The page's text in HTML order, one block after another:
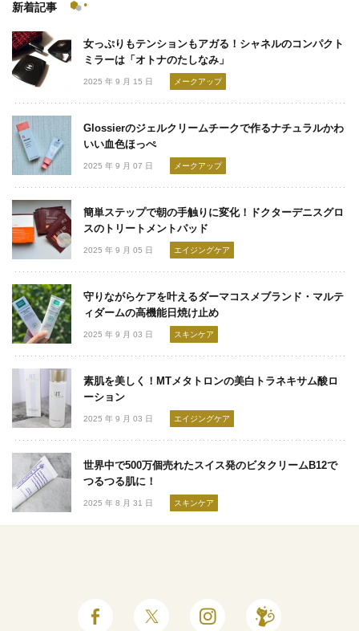
新着記事
女っぷりもテンションもアガる！シャネルのコンパクト
ミラーは「オトナのたしなみ」
2025 年 9 月 15 日 メークアップ
Glossierのジェルクリームチークで作るナチュラルかわ
いい血色ほっぺ
2025 年 9 月 07 日 メークアップ
簡単ステップで朝の手触りに変化！ドクターデニスグロ
スのトリートメントパッド
2025 年 9 月 05 日 エイジングケア
守りながらケアを叶えるダーマコスメブランド・マルテ
ィダームの高機能日焼け止め
2025 年 9 月 03 日 スキンケア
素肌を美しく！MTメタトロンの美白トラネキサム酸ロ
ーション
2025 年 9 月 03 日 エイジングケア
世界中で500万個売れたスイス発のビタクリームB12で
つるつる肌に！
2025 年 8 月 31 日 スキンケア